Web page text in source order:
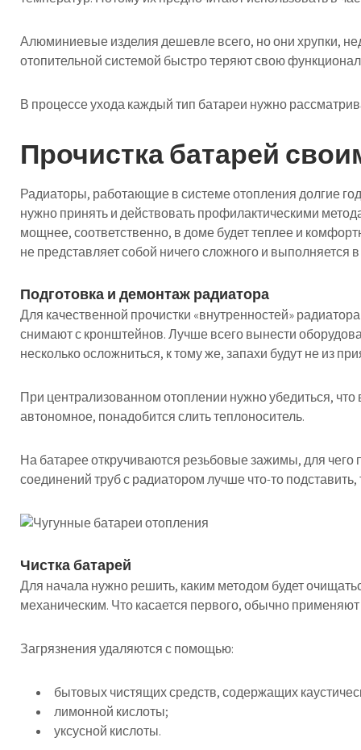
Алюминиевые изделия дешевле всего, но они хрупки,
отопительной системой быстро теряют свою
В процессе ухода каждый тип батареи нужно
Прочистка батарей
Радиаторы, работающие в системе отопления долгие
нужно принять и действовать профилактическими
мощнее, соответственно, в доме будет теплее и
не представляет собой ничего сложного и выполняется
Подготовка и демонтаж радиатора
Для качественной прочистки «внутренностей»
снимают с кронштейнов. Лучше всего вынести
несколько осложниться, к тому же, запахи будут не из
При централизованном отоплении нужно убедиться,
автономное, понадобится слить теплоноситель.
На батарее откручиваются резьбовые зажимы, для
соединений труб с радиатором лучше что-то подставить,
Чистка батарей
Для начала нужно решить, каким методом будет
механическим. Что касается первого, обычно
Загрязнения удаляются с помощью:
бытовых чистящих средств, содержащих
лимонной кислоты;
уксусной кислоты.